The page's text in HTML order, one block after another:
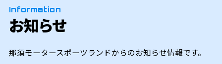
Information
お知らせ
那須モータースポーツランドからのお知らせ情報です。